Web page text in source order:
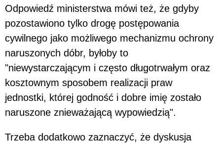
Odpowiedź ministerstwa mówi też, że gdyby
pozostawiono tylko drogę postępowania
cywilnego jako możliwego mechanizmu ochrony
naruszonych dóbr, byłoby to
"niewystarczającym i często długotrwałym oraz
kosztownym sposobem realizacji praw
jednostki, której godność i dobre imię zostało
naruszone znieważającą wypowiedzią".
Trzeba dodatkowo zaznaczyć, że dyskusja